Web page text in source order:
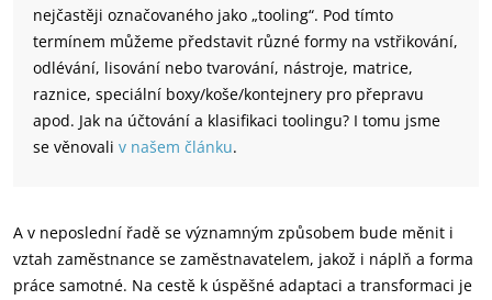
nejčastěji označovaného jako „tooling“. Pod tímto
termínem můžeme představit různé formy na vstřikování,
odlévání, lisování nebo tvarování, nástroje, matrice,
raznice, speciální boxy/koše/kontejnery pro přepravu
apod. Jak na účtování a klasifikaci toolingu? I tomu jsme
se věnovali v našem článku.
A v neposlední řadě se významným způsobem bude měnit i
vztah zaměstnance se zaměstnavatelem, jakož i náplň a forma
práce samotné. Na cestě k úspěšné adaptaci a transformaci je